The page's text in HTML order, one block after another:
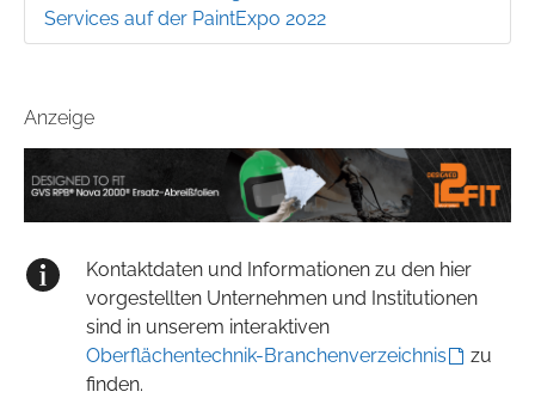
Services auf der PaintExpo 2022
Anzeige
Kontaktdaten und Informationen zu den hier
vorgestellten Unternehmen und Institutionen
sind in unserem interaktiven
Oberflächentechnik-Branchenverzeichnis
zu
finden.